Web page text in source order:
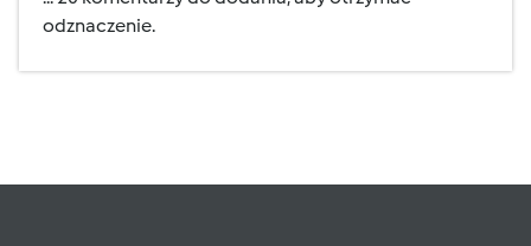
odznaczenie.